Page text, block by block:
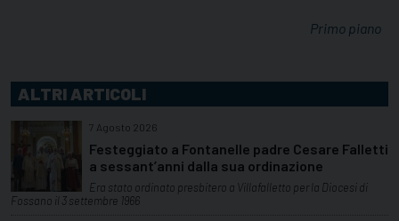
Primo piano
ALTRI ARTICOLI
7 Agosto 2026
Festeggiato a Fontanelle padre Cesare Falletti
a sessant’anni dalla sua ordinazione
Era stato ordinato presbitero a Villafalletto per la Diocesi di
Fossano il 3 settembre 1966